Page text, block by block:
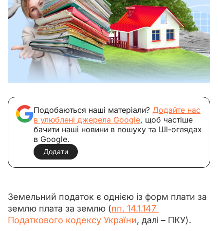
Подобаються наші матеріали? Додайте нас
в улюблені джерела Google, щоб частіше
бачити наші новини в пошуку та ШІ-оглядах
в Google.
Додати
Земельний податок є однією із форм плати за
землю плата за землю (пп. 14.1.147
Податкового кодексу України, далі – ПКУ).